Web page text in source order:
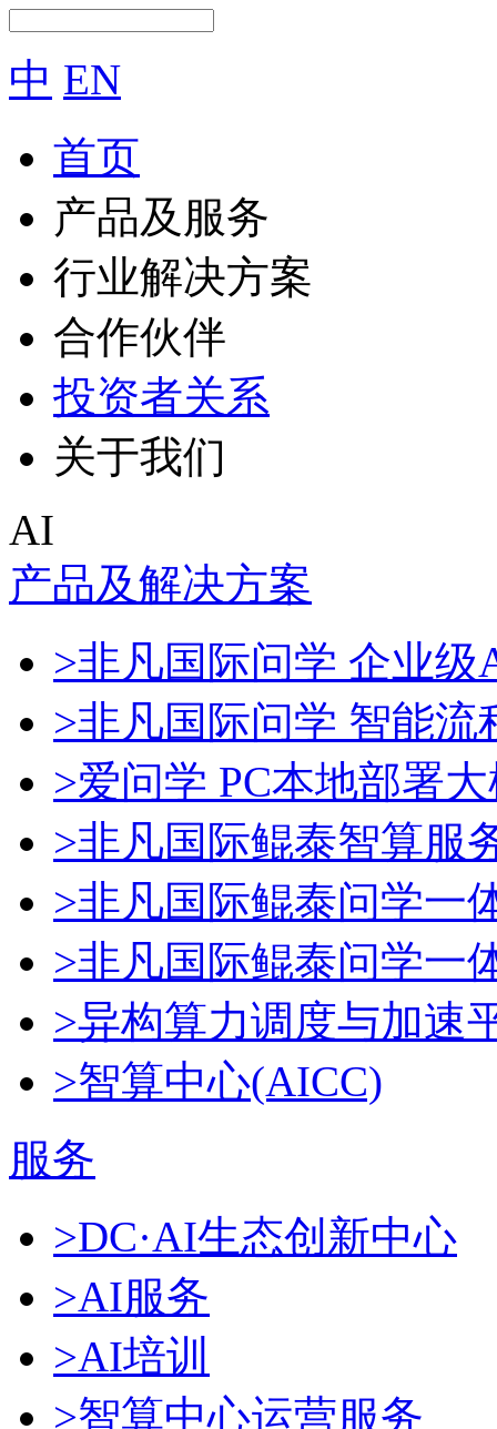
中 EN
首页
产品及服务
行业解决方案
合作伙伴
投资者关系
关于我们
AI
产品及解决方案
>非凡国际问学 企业级
>非凡国际问学 智能流
>爱问学 PC本地部署
>非凡国际鲲泰智算服
>非凡国际鲲泰问学一
>非凡国际鲲泰问学一
>异构算力调度与加速
>智算中心(AICC)
服务
>DC·AI生态创新中心
>AI服务
>AI培训
>智算中心运营服务